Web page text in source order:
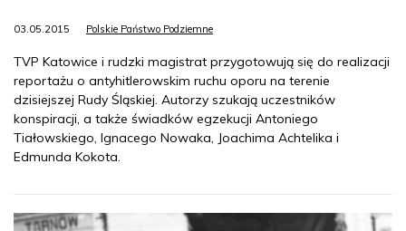
03.05.2015 Polskie Państwo Podziemne
TVP Katowice i rudzki magistrat przygotowują się do realizacji
reportażu o antyhitlerowskim ruchu oporu na terenie
dzisiejszej Rudy Śląskiej. Autorzy szukają uczestników
konspiracji, a także świadków egzekucji Antoniego
Tiałowskiego, Ignacego Nowaka, Joachima Achtelika i
Edmunda Kokota.